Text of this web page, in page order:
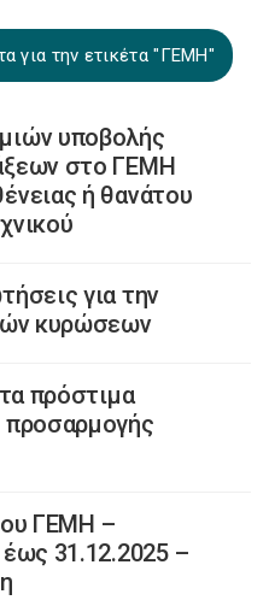
για την ετικέτα "ΓΕΜΗ"
υποβολής
στο ΓΕΜΗ
ή θανάτου
για την
κυρώσεων
πρόστιμα
ΓΕΜΗ –
31.12.2025 –